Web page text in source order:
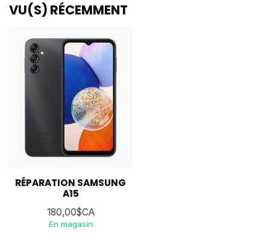
VU(S) RÉCEMMENT
RÉPARATION SAMSUNG
A15
180,00$CA
En magasin